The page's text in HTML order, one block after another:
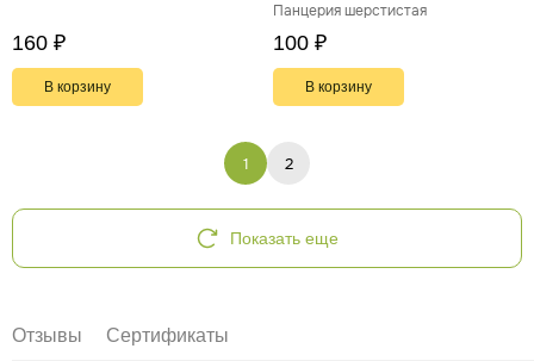
160 ₽
В корзину
Панцерия шерстистая
100 ₽
В корзину
1 2
Показать еще
Отзывы Сертификаты